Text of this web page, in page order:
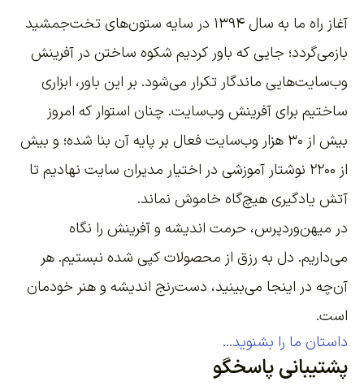
آغاز راه ما به سال ۱۳۹۴ در سایه ستون‌های تخت‌جمشید
بازمی‌گردد؛ جایی که باور کردیم شکوه ساختن در آفرینش
وب‌سایت‌هایی ماندگار تکرار می‌شود. بر این باور، ابزاری
ساختیم برای آفرینش وب‌سایت. چنان استوار که امروز
بیش از ۳۰ هزار وب‌سایت فعال بر پایه آن بنا شده؛ و بیش
از ۲۲۰۰
نوشتار آموزشی در اختیار مدیران سایت نهادیم تا
آتش یادگیری هیچ‌گاه خاموش نماند.
در میهن‌وردپرس، حرمت اندیشه و آفرینش را نگاه
می‌داریم. دل به رزق از محصولات کپی شده نبستیم. هر
آن‌چه در اینجا می‌بینید، دست‌رنج اندیشه و هنر خودمان
است.
داستان ما را بشنوید...
پشتیبانی پاسخگو